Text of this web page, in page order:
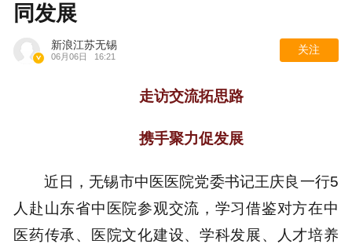
同发展
新浪江苏无锡
06月06日 16:21
关注
走访交流拓思路
携手聚力促发展
近日，无锡市中医医院党委书记王庆良一行5
人赴山东省中医院参观交流，学习借鉴对方在中
医药传承、医院文化建设、学科发展、人才培养